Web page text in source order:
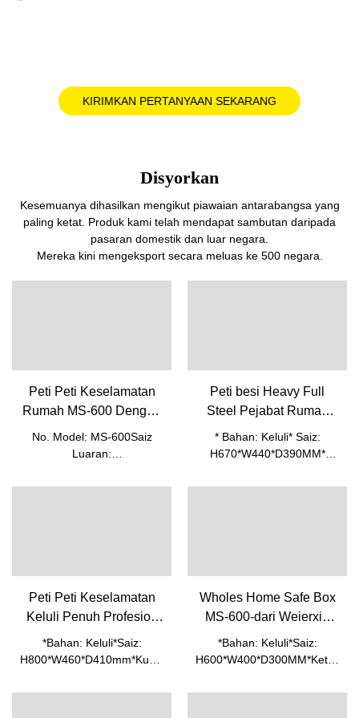
KIRIMKAN PERTANYAAN SEKARANG
Disyorkan
Kesemuanya dihasilkan mengikut piawaian antarabangsa yang
paling ketat. Produk kami telah mendapat sambutan daripada
pasaran domestik dan luar negara.
Mereka kini mengeksport secara meluas ke 500 negara.
Peti Peti Keselamatan
Rumah MS-600 Dengan
Kualiti Tinggi Dan Harga
Terbaik-Weierxin Safe
No. Model: MS-600Saiz
Luaran:
Dalaman:
Peti besi Heavy Full
Steel Pejabat Rumah
Berkualiti Tinggi
Gunakan Rahsia Wang
* Bahan: Keluli* Saiz:
H670*W440*D390MM*
Elektronik dengan skrin*
Butang merah untuk
menyemak kata laluan*
Bateri AA 4pcs
Peti Peti Keselamatan
Keluli Penuh Profesion
Dengan Pintu
Berkembar TMP-800 -
Deposit Keselamatan
*Bahan: Keluli*Saiz:
H800*W460*D410mm*Kunci:
dengan skrin*Ketebalan:
Wholes Home Safe Box
MS-600-dari Weierxin
Safes Factory
*Bahan: Keluli*Saiz:
1.5mm*Kunci: Cap